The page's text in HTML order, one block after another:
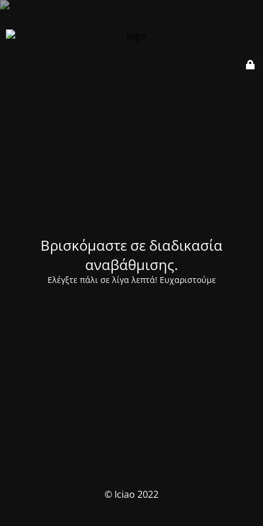
Βρισκόμαστε σε διαδικασία
αναβάθμισης.
Ελέγξτε πάλι σε λίγα λεπτά! Ευχαριστούμε
© Iciao 2022